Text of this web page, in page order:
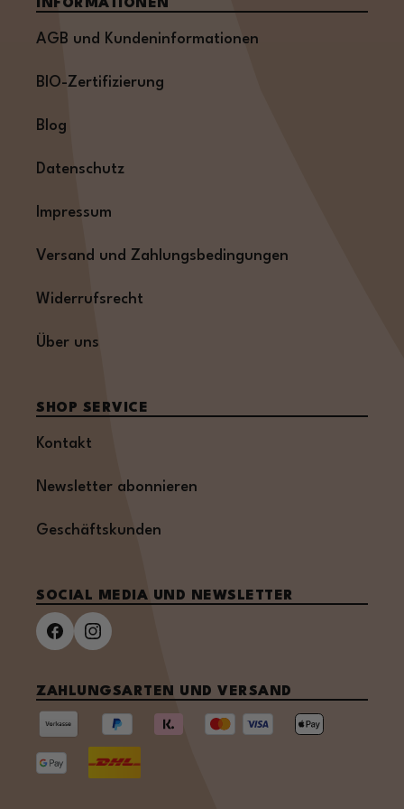
INFORMATIONEN
AGB und Kundeninformationen
BIO-Zertifizierung
Blog
Datenschutz
Impressum
Versand und Zahlungsbedingungen
Widerrufsrecht
Über uns
SHOP SERVICE
Kontakt
Newsletter abonnieren
Geschäftskunden
SOCIAL MEDIA UND NEWSLETTER
ZAHLUNGSARTEN UND VERSAND